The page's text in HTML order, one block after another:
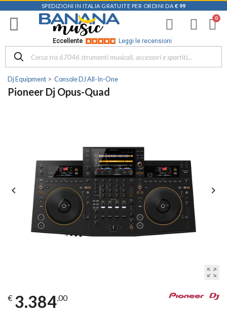
SPEDIZIONI IN ITALIA GRATUITE PER ORDINI DA € 99
Eccellente Leggi le recensioni
Dj Equipment Console DJ All-In-One
Pioneer Dj Opus-Quad
zoom_out_map
 
€ 3.384,00